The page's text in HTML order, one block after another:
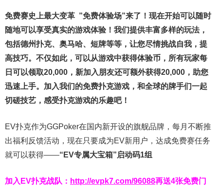
免费赛史上最大变革 ”免费体验场”来了！ 现在开始可以随时
随地可以享受真实的游戏体验！我们提供丰富多样的玩法，
包括德州扑克、奥马哈、短牌等等，让您尽情挑战自我，提
高技巧。不仅如此， 可以从游戏中获得体验币，所有玩家每
日可以领取20,000，新加入朋友还可额外获得20,000，助您
迅速上手。 加入我们的免费扑克游戏，和全球的牌手们一起
切磋技艺，感受扑克游戏的乐趣吧！
EV扑克作为GGPoker在国内新开设的旗舰品牌，每月不断推
出福利反馈活动，现在只要成为EV新用户，达成免费赛任务
就可以获得——“EV专属大宝箱”启动码1组
加入EV扑克战队： http://evpk7.com/96088再送4张免费门